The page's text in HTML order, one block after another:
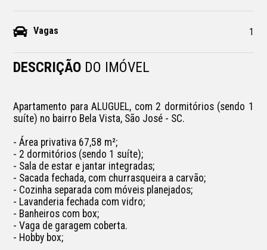
Vagas 1
DESCRIÇÃO DO IMÓVEL
Apartamento para ALUGUEL, com 2 dormitórios (sendo 1
suíte) no bairro Bela Vista, São José - SC.
- Área privativa 67,58 m²;
- 2 dormitórios (sendo 1 suíte);
- Sala de estar e jantar integradas;
- Sacada fechada, com churrasqueira a carvão;
- Cozinha separada com móveis planejados;
- Lavanderia fechada com vidro;
- Banheiros com box;
- Vaga de garagem coberta.
- Hobby box;